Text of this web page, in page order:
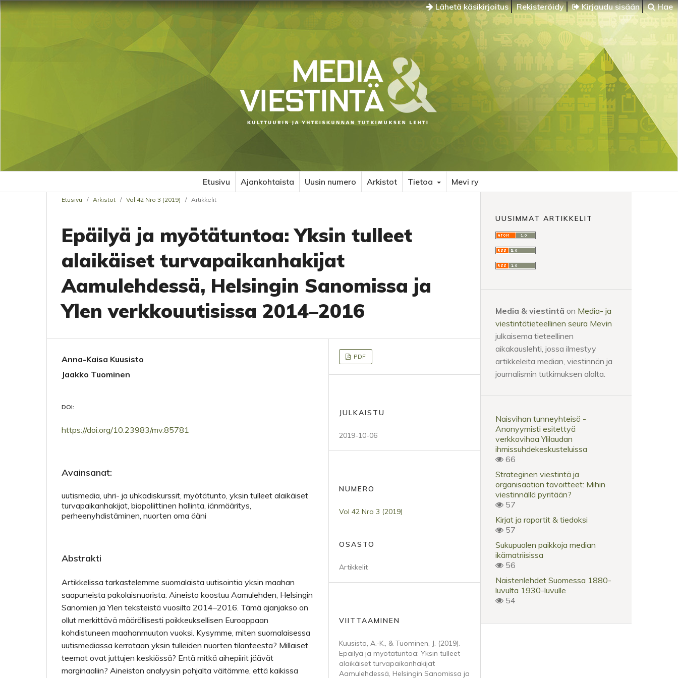
Lähetä käsikirjoitus Rekisteröidy Kirjaudu sisään Hae
Etusivu Ajankohtaista Uusin numero Arkistot Tietoa Mevi ry
Etusivu / Arkistot / Vol 42 Nro 3 (2019) / Artikkelit
Epäilyä ja myötätuntoa: Yksin tulleet
alaikäiset turvapaikanhakijat
Aamulehdessä, Helsingin Sanomissa ja
Ylen verkkouutisissa 2014–2016
Anna-Kaisa Kuusisto
Jaakko Tuominen
DOI:
https://doi.org/10.23983/mv.85781
Avainsanat:
uutismedia, uhri- ja uhkadiskurssit, myötätunto, yksin tulleet alaikäiset
turvapaikanhakijat, biopoliittinen hallinta, iänmääritys,
perheenyhdistäminen, nuorten oma ääni
Abstrakti
Artikkelissa tarkastelemme suomalaista uutisointia yksin maahan
saapuneista pakolaisnuorista. Aineisto koostuu Aamulehden, Helsingin
Sanomien ja Ylen teksteistä vuosilta 2014–2016. Tämä ajanjakso on
ollut merkittävä määrällisesti poikkeuksellisen Eurooppaan
kohdistuneen maahanmuuton vuoksi. Kysymme, miten suomalaisessa
uutismediassa kerrotaan yksin tulleiden nuorten tilanteesta? Millaiset
teemat ovat juttujen keskiössä? Entä mitkä aihepiirit jäävät
marginaaliin? Aineiston analyysin pohjalta väitämme, että kaikissa
PDF
JULKAISTU
2019-10-06
NUMERO
Vol 42 Nro 3 (2019)
OSASTO
Artikkelit
VIITTAAMINEN
Kuusisto, A.-K., & Tuominen, J. (2019).
Epäilyä ja myötätuntoa: Yksin tulleet
alaikäiset turvapaikanhakijat
Aamulehdessä, Helsingin Sanomissa ja
UUSIMMAT ARTIKKELIT
Media & viestintä on Media- ja
viestintätieteellinen seura Mevin
julkaisema tieteellinen
aikakauslehti, jossa ilmestyy
artikkeleita median, viestinnän ja
journalismin tutkimuksen alalta.
Naisvihan tunneyhteisö -
Anonyymisti esitettyä
verkkovihaa Ylilaudan
ihmissuhdekeskusteluissa
66
Strateginen viestintä ja
organisaation tavoitteet: Mihin
viestinnällä pyritään?
57
Kirjat ja raportit & tiedoksi
57
Sukupuolen paikkoja median
ikämatriisissa
56
Naistenlehdet Suomessa 1880-
luvulta 1930-luvulle
54